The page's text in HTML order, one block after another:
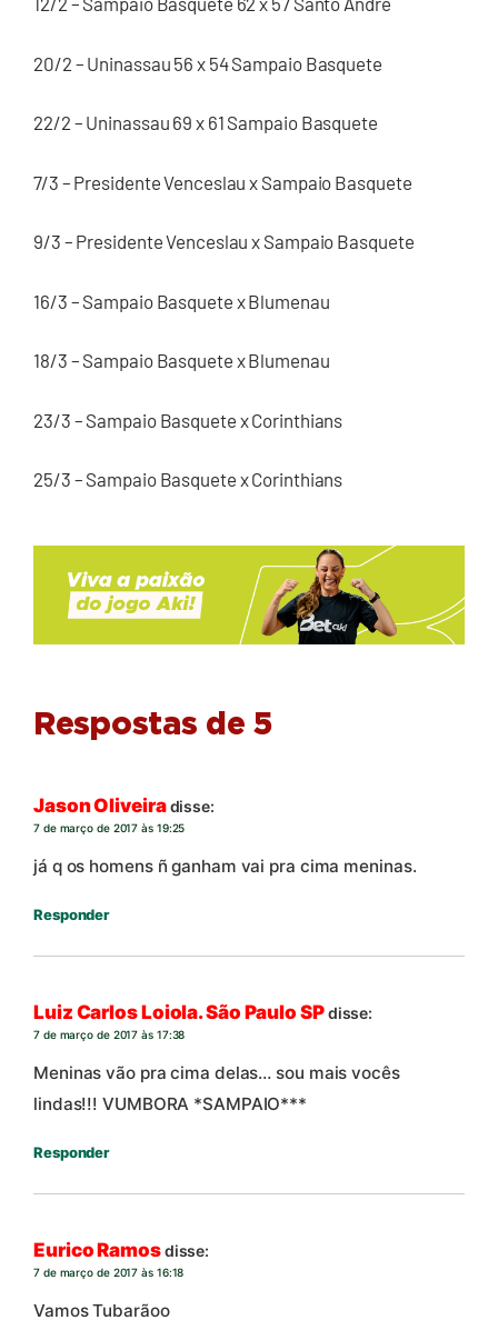
20/2 – Uninassau 56 x 54 Sampaio Basquete
22/2 – Uninassau 69 x 61 Sampaio Basquete
7/3 – Presidente Venceslau x Sampaio Basquete
9/3 – Presidente Venceslau x Sampaio Basquete
16/3 – Sampaio Basquete x Blumenau
18/3 – Sampaio Basquete x Blumenau
23/3 – Sampaio Basquete x Corinthians
25/3 – Sampaio Basquete x Corinthians
Respostas de 5
Jason Oliveiradisse:
7 de março de 2017 às 19:25
já q os homens ñ ganham vai pra cima meninas.
Responder
Luiz Carlos Loiola. São Paulo SPdisse:
7 de março de 2017 às 17:38
Meninas vão pra cima delas… sou mais vocês
lindas!!! VUMBORA *SAMPAIO***
Responder
Eurico Ramosdisse:
7 de março de 2017 às 16:18
Vamos Tubarãoo